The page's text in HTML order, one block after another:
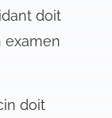
doit
examen
doit